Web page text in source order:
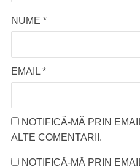
NUME *
EMAIL *
NOTIFICĂ-MĂ PRIN
ALTE COMENTARII.
NOTIFICĂ-MĂ PRIN